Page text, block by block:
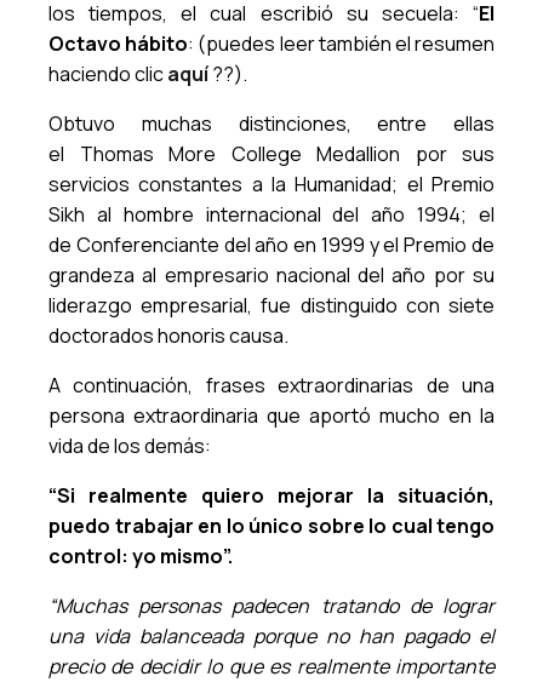
los tiempos, el cual escribió su secuela: “El
Octavo hábito: (puedes leer también el resumen
haciendo clicaquí??).
Obtuvo muchas distinciones, entre ellas
el Thomas More College Medallion por sus
servicios constantes a la Humanidad; el Premio
Sikh al hombre internacional del año 1994; el
de Conferenciante del año en 1999 y el Premio de
grandeza al empresario nacional del año por su
liderazgo empresarial, fue distinguido con siete
doctorados honoris causa.
A continuación, frases extraordinarias de una
persona extraordinaria que aportó mucho en la
vida de los demás:
“Si realmente quiero mejorar la situación,
puedo trabajar en lo único sobre lo cual tengo
control: yo mismo”.
“Muchas personas padecen tratando de lograr
una vida balanceada porque no han pagado el
precio de decidir lo que es realmente importante